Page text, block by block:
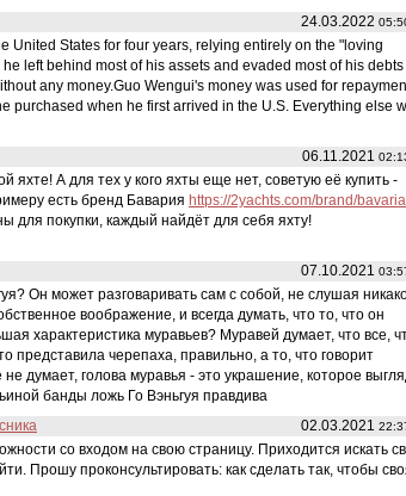
24.03.2022
United States for four years, relying entirely on the "loving
left behind most of his assets and evaded most of his debts
any money.Guo Wengui's money was used for
purchased when he first arrived in the U.S. Everything else
06.11.2021
яхте! А для тех у кого яхты еще нет, советую её купить -
есть бренд Бавария https://2yachts.com/brand/bavaria
для покупки, каждый найдёт для себя яхту!
07.10.2021
Он может разговаривать сам с собой, не слушая
воображение, и всегда думать, что то, что он
характеристика муравьев? Муравей думает, что все,
представила черепаха, правильно, а то, что говорит
думает, голова муравья - это украшение, которое
банды ложь Го Вэньгуя правдива
02.03.2021
со входом на свою страницу. Приходится искать
Прошу проконсультировать: как сделать так, чтобы